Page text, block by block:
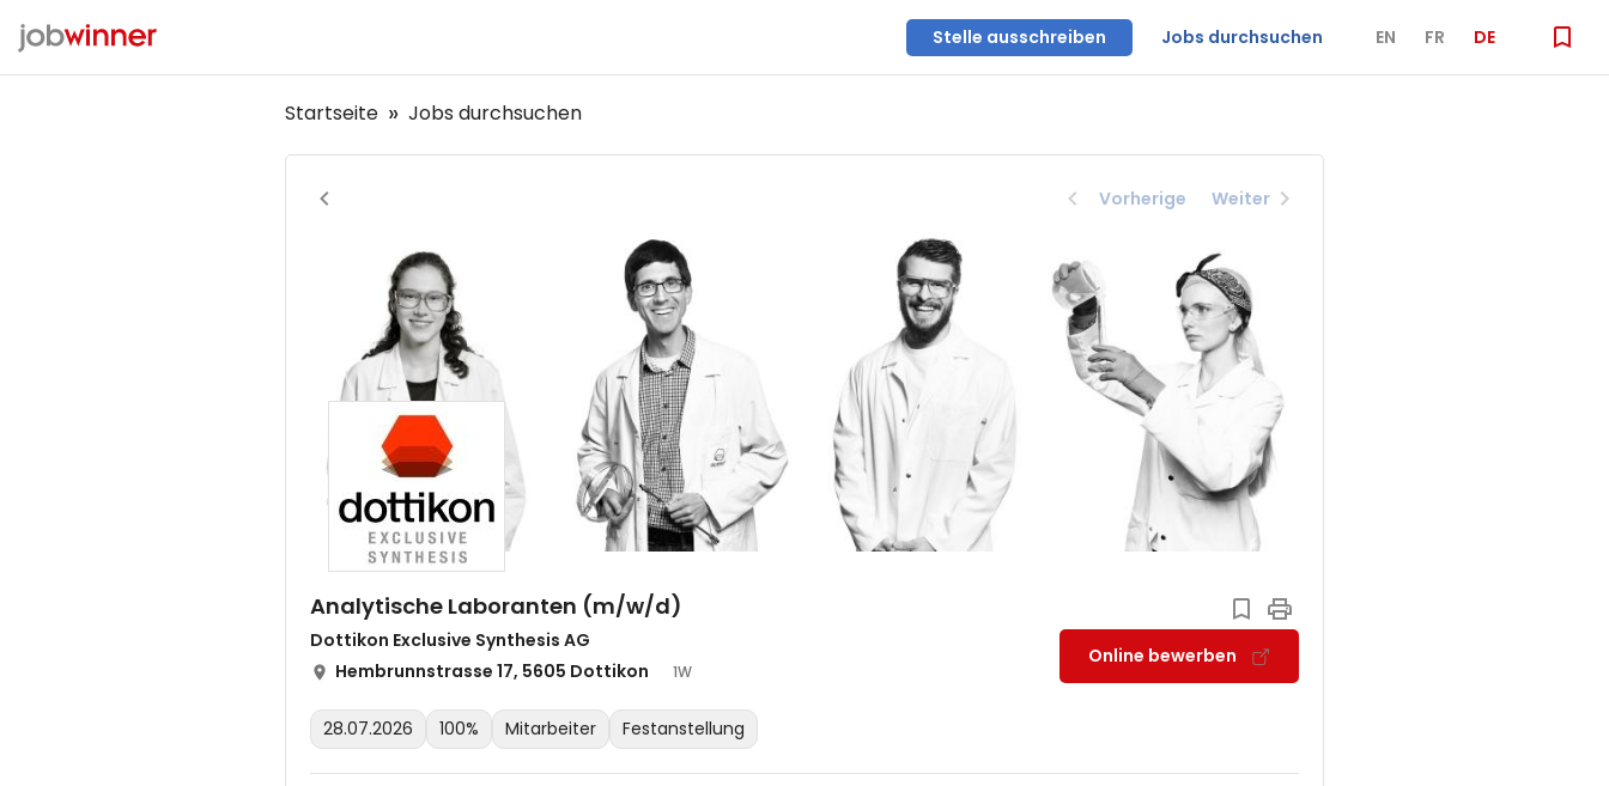
Stelle ausschreiben Jobs durchsuchen EN FR DE
Startseite Jobs durchsuchen
Vorherige Weiter
Analytische Laboranten (m/w/d)
Dottikon Exclusive Synthesis AG
Hembrunnstrasse 17, 5605 Dottikon
1W
Online bewerben
28.07.2026 100% Mitarbeiter Festanstellung